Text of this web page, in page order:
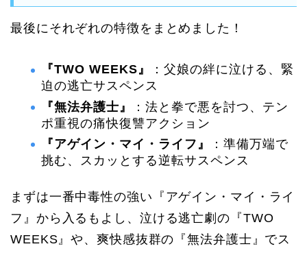
最後にそれぞれの特徴をまとめました！
『TWO WEEKS』
：父娘の絆に泣ける、緊
迫の逃亡サスペンス
『無法弁護士』
：法と拳で悪を討つ、テン
ポ重視の痛快復讐アクション
『アゲイン・マイ・ライフ』
：準備万端で
挑む、スカッとする逆転サスペンス
まずは一番中毒性の強い『アゲイン・マイ・ライ
フ』から入るもよし、泣ける逃亡劇の『TWO
WEEKS』や、爽快感抜群の『無法弁護士』でス